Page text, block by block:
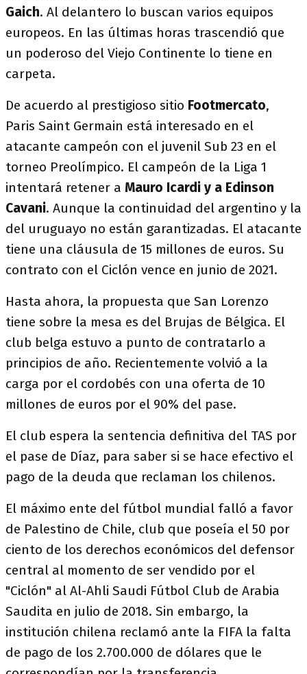
Gaich. Al delantero lo buscan varios equipos
europeos. En las últimas horas trascendió que
un poderoso del Viejo Continente lo tiene en
carpeta.
De acuerdo al prestigioso sitio Footmercato,
Paris Saint Germain está interesado en el
atacante campeón con el juvenil Sub 23 en el
torneo Preolímpico. El campeón de la Liga 1
intentará retener a Mauro Icardi y a Edinson
Cavani. Aunque la continuidad del argentino y la
del uruguayo no están garantizadas. El atacante
tiene una cláusula de 15 millones de euros. Su
contrato con el Ciclón vence en junio de 2021.
Hasta ahora, la propuesta que San Lorenzo
tiene sobre la mesa es del Brujas de Bélgica. El
club belga estuvo a punto de contratarlo a
principios de año. Recientemente volvió a la
carga por el cordobés con una oferta de 10
millones de euros por el 90% del pase.
El club espera la sentencia definitiva del TAS por
el pase de Díaz, para saber si se hace efectivo el
pago de la deuda que reclaman los chilenos.
El máximo ente del fútbol mundial falló a favor
de Palestino de Chile, club que poseía el 50 por
ciento de los derechos económicos del defensor
central al momento de ser vendido por el
"Ciclón" al Al-Ahli Saudi Fútbol Club de Arabia
Saudita en julio de 2018. Sin embargo, la
institución chilena reclamó ante la FIFA la falta
de pago de los 2.700.000 de dólares que le